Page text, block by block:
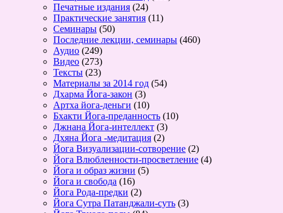
Печатные издания (24)
Практические занятия (11)
Семинары (50)
Последние лекции, семинары (460)
Аудио (249)
Видео (273)
Тексты (23)
Материалы за 2014 год (54)
Дхарма Йога-закон (3)
Артха йога-деньги (10)
Бхакти Йога-преданность (10)
Джнана Йога-интеллект (3)
Дхяна Йога -медитация (2)
Йога Визуализации-сотворение (2)
Йога Влюбленности-просветление (4)
Йога и образ жизни (5)
Йога и свобода (16)
Йога Рода-предки (2)
Йога Сутра Патанджали-суть (3)